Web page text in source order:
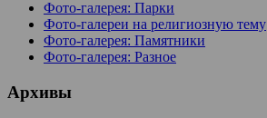
Фото-галерея: Парки
Фото-галереи на религиозную тему
Фото-галерея: Памятники
Фото-галерея: Разное
Архивы